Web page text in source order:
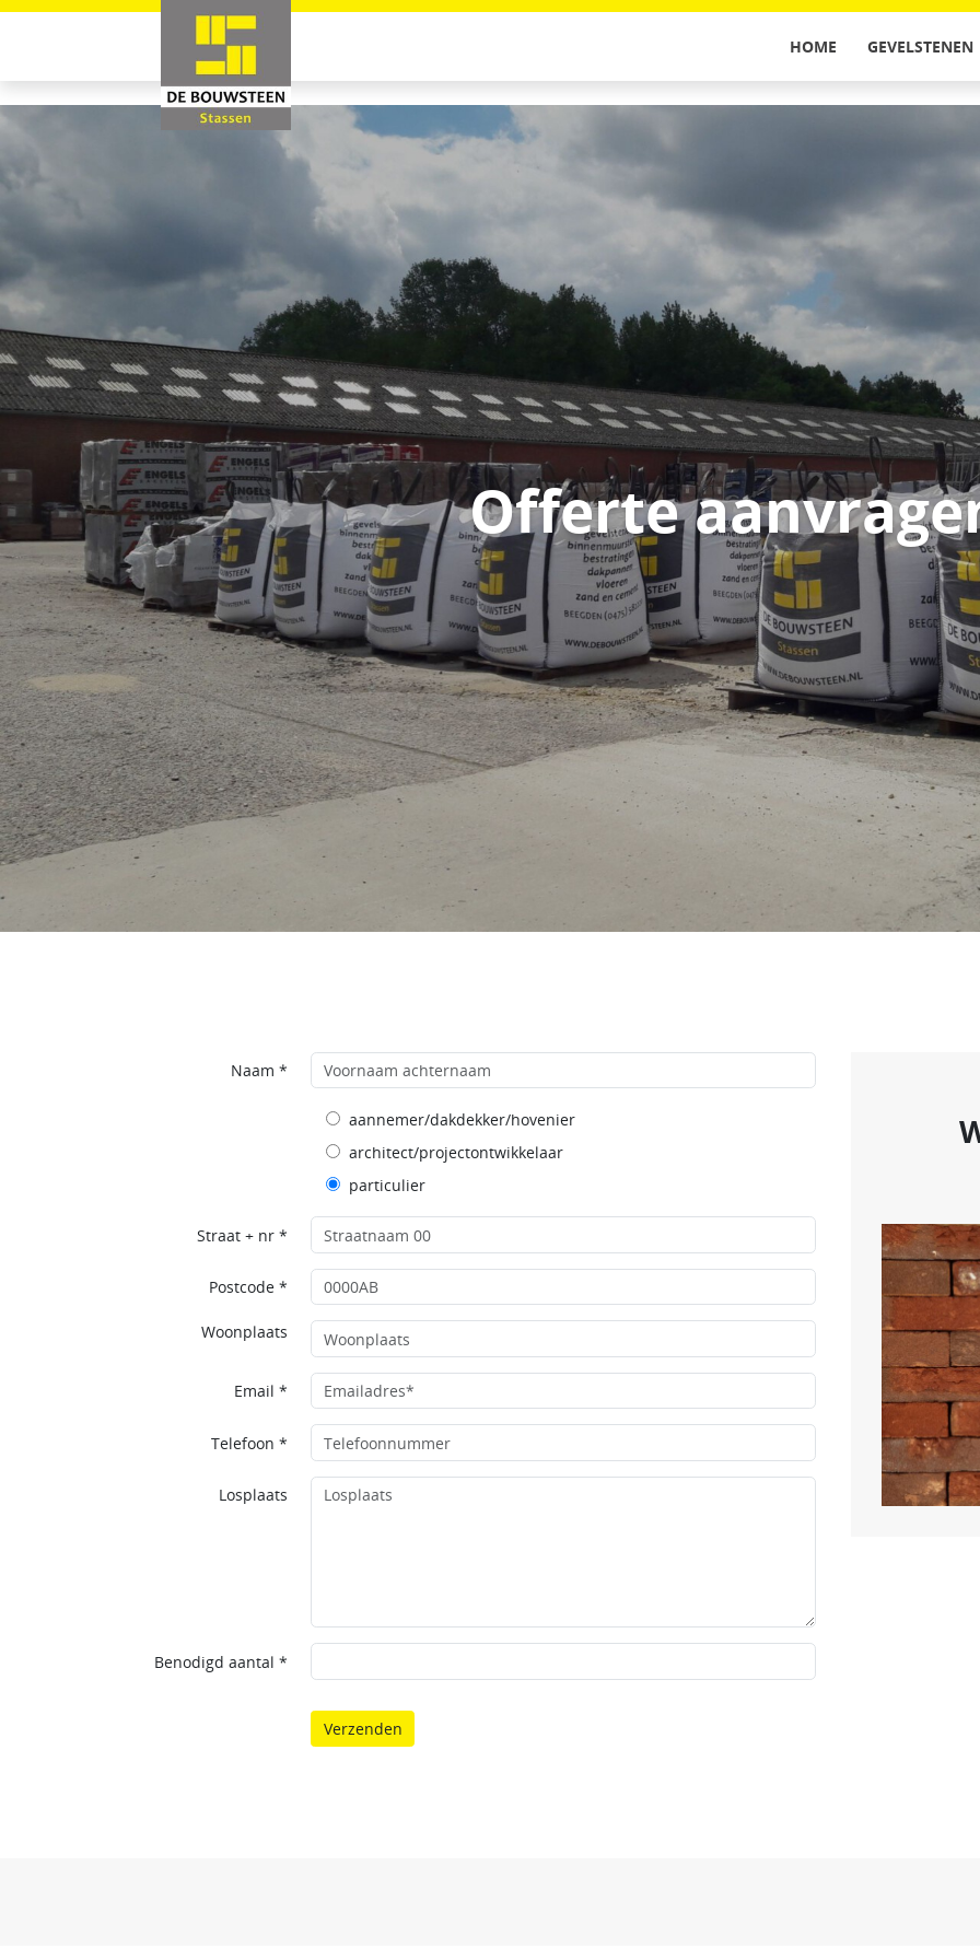
HOME GEVELSTENEN
Offerte
Naam *
aannemer/dakdekker/hovenier
architect/projectontwikkelaar
particulier
Straat + nr *
Postcode *
Woonplaats
Email *
Telefoon *
Losplaats
Benodigd aantal *
Verzenden